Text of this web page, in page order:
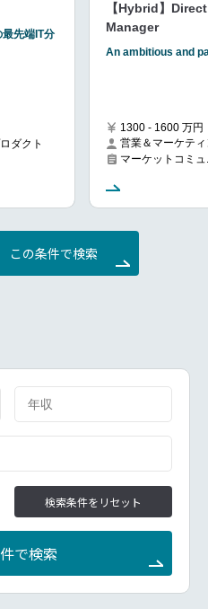
先端IT分
ダクト
【Hybrid】
Manager
An ambitious and
1300 - 1600 万円
営業＆マーケテ
マーケットコミ
この条件で検索
で検索
検索条件をリセット